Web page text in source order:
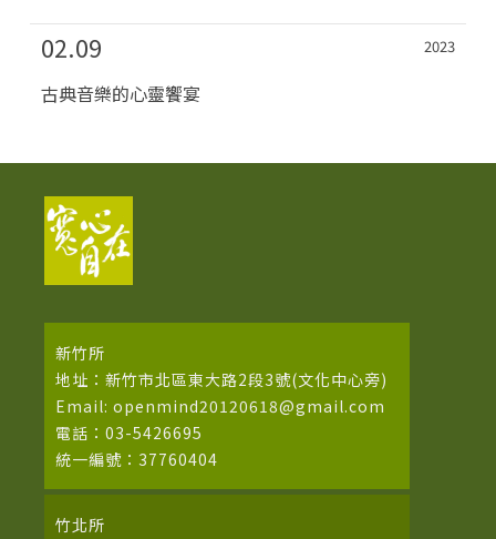
02.09 2023
古典音樂的心靈饗宴
新竹所
地址：新竹市北區東大路2段3號(文化中心旁)
Email: openmind20120618@gmail.com
電話：03-5426695
統一編號：37760404
竹北所